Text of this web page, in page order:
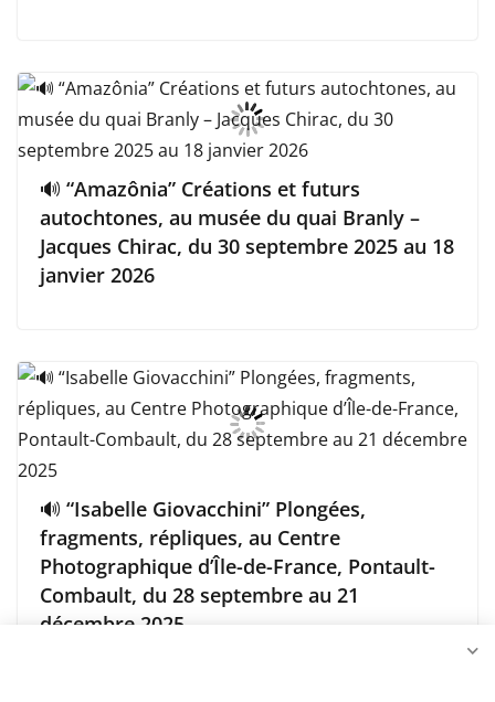
🔊 “Amazônia” Créations et futurs
autochtones, au musée du quai Branly –
Jacques Chirac, du 30 septembre 2025 au 18
janvier 2026
🔊 “Isabelle Giovacchini” Plongées,
fragments, répliques, au Centre
Photographique d’Île-de-France, Pontault-
Combault, du 28 septembre au 21
décembre 2025